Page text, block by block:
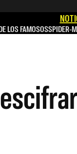
LOS FAMOSOSSPIDER-